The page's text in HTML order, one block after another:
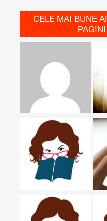
CELE MAI BUNE
PAGINI